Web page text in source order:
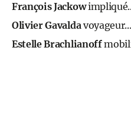
François Jackow
Olivier Gavaldavoyageur...
Estelle Brachlianoff